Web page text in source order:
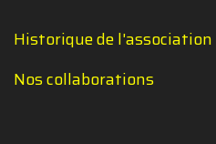
Historique de l'association
Nos collaborations